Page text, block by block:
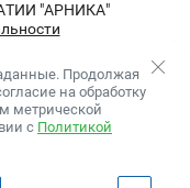
"АРНИКА"
Продолжая
на обработку
метрической
с Политикой